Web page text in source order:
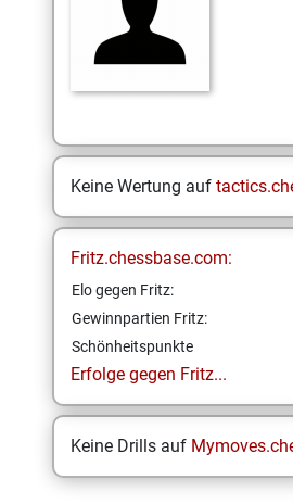
Keine Wertung auf
Fritz.chessbase.com:
Elo gegen Fritz:
Gewinnpartien Fritz:
Schönheitspunkte
Erfolge gegen Fritz...
Keine Drills auf